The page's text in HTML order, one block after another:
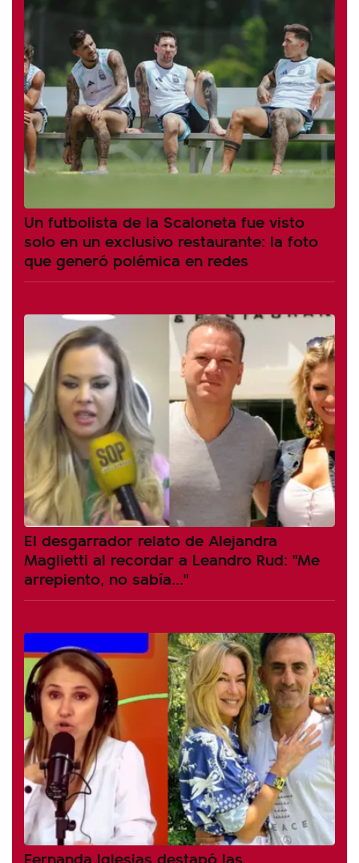
Un futbolista de la Scaloneta fue visto
solo en un exclusivo restaurante: la foto
que generó polémica en redes
El desgarrador relato de Alejandra
Maglietti al recordar a Leandro Rud: "Me
arrepiento, no sabía..."
Fernanda Iglesias destapó las